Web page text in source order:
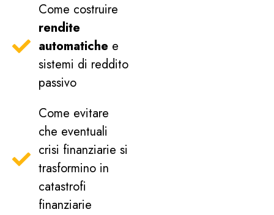
Come costruire
rendite
automatiche e
sistemi di reddito
passivo
Come evitare
che eventuali
crisi finanziarie si
trasformino in
catastrofi
finanziarie